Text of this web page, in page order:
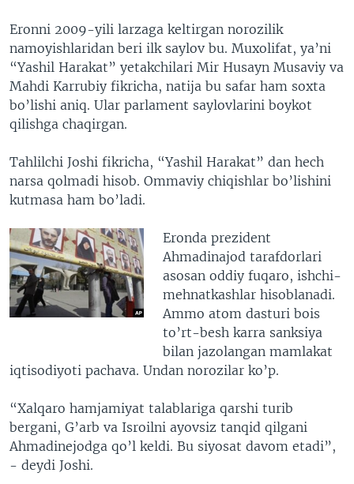
Eronni 2009-yili larzaga keltirgan norozilik
namoyishlaridan beri ilk saylov bu. Muxolifat, ya’ni
“Yashil Harakat” yetakchilari Mir Husayn Musaviy va
Mahdi Karrubiy fikricha, natija bu safar ham soxta
bo’lishi aniq. Ular parlament saylovlarini boykot
qilishga chaqirgan.
Tahlilchi Joshi fikricha, “Yashil Harakat” dan hech
narsa qolmadi hisob. Ommaviy chiqishlar bo’lishini
kutmasa ham bo’ladi.
Eronda prezident
Ahmadinajod tarafdorlari
asosan oddiy fuqaro, ishchi-
mehnatkashlar hisoblanadi.
Ammo atom dasturi bois
to’rt-besh karra sanksiya
bilan jazolangan mamlakat
iqtisodiyoti pachava. Undan norozilar ko’p.
“Xalqaro hamjamiyat talablariga qarshi turib
bergani, G’arb va Isroilni ayovsiz tanqid qilgani
Ahmadinejodga qo’l keldi. Bu siyosat davom etadi”,
- deydi Joshi.